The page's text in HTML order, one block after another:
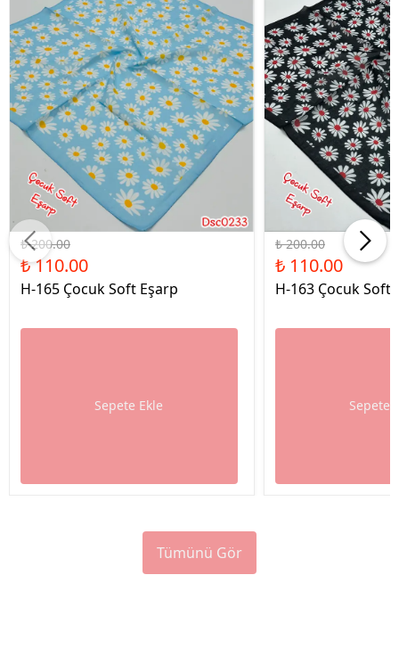
%45 İndirim
₺ 200.00
₺ 110.00
H-165 Çocuk Soft Eşarp
Sepete Ekle
%45 İndirim
₺ 200.00
₺ 110.00
H-163 Çocuk Soft
Sepete
Tümünü Gör